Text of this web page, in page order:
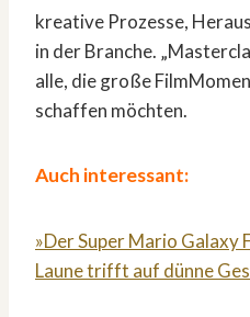
kreative Prozesse,
in der Branche.
alle, die große
schaffen möchten.
Auch interessant:
»Der Super Mario Galaxy
Laune trifft auf dünne